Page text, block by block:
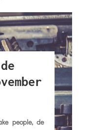
people, de